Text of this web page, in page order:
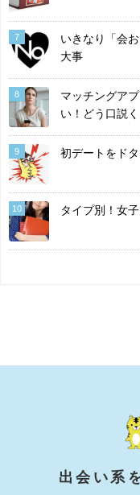
7
いきなり「会
大事
8
マッチングア
い！どう口説く
9 初デートをド
10 タイプ別！女
出会い系